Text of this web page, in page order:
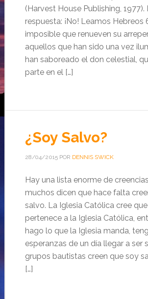
(Harvest House Publishing, 1977).
respuesta: ¡No! Leamos Hebreos
imposible que renueven su
aquellos que han sido una vez
han saboreado el don celestial,
parte en el […]
¿Soy Salvo?
28/04/2015POR DENNIS SWICK
Hay una lista enorme de
muchos dicen que hace falta
salvo. La Iglesia Católica cree
pertenece a la Iglesia Católica,
hago lo que la Iglesia manda,
esperanzas de un día llegar a ser
grupos bautistas creen que soy
[…]